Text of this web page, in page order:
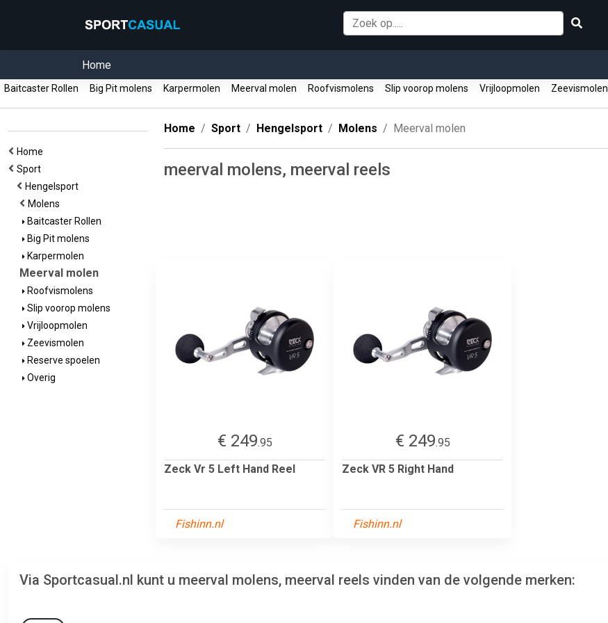
Home
Baitcaster Rollen Big Pit molens Karpermolen Meerval molen Roofvismolens Slip voorop molens Vrijloopmolen Zeevismolen
Home
Sport
Hengelsport
Molens
Baitcaster Rollen
Big Pit molens
Karpermolen
Meerval molen
Roofvismolens
Slip voorop molens
Vrijloopmolen
Zeevismolen
Reserve spoelen
Overig
Home Sport Hengelsport Molens Meerval molen
meerval molens, meerval reels
€ 249.95
Zeck Vr 5 Left Hand Reel
Fishinn.nl
€ 249.95
Zeck VR 5 Right Hand
Fishinn.nl
Via Sportcasual.nl kunt u meerval molens, meerval reels vinden van de volgende merken: